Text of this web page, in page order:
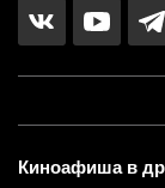
Киноафиша в